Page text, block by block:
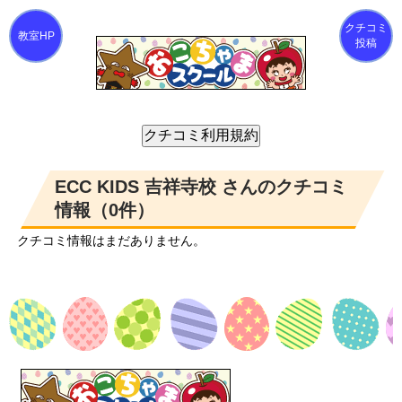
クチコミ
投稿
ECC KIDS 吉祥寺校 さんのクチコミ
情報（0件）
クチコミ情報はまだありません。